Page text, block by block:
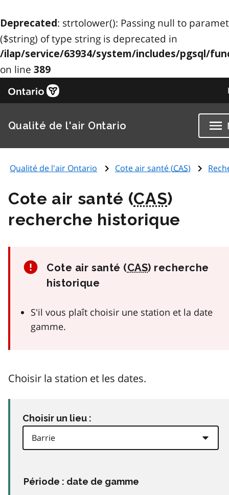
Deprecated: strtolower(): Passing null to
($string) of type string is deprecated in
/ilap/service/63934/system/includes/pgsql/
on line 389
Qualité de l'air Ontario
Qualité de l'air Ontario Cote air santé (CAS)
Cote air santé (CAS)
recherche historique
Cote air santé (CAS) recherche
historique
S'il vous plaît choisir une station et la date
gamme.
Choisir la station et les dates.
Choisir un lieu :
Période : date de gamme